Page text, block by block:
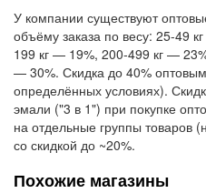
У компании существуют
объёму заказа по весу: 25-49
199 кг — 19%, 200-499 кг —
— 30%. Скидка до 40%
определённых условиях).
эмали ("3 в 1") при покупке
на отдельные группы товаров
со скидкой до ~20%.
Похожие магазины